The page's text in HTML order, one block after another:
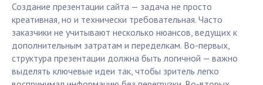
Создание презентации сайта — задача не просто
креативная, но и технически требовательная. Часто
заказчики не учитывают несколько нюансов, ведущих к
дополнительным затратам и переделкам. Во-первых,
структура презентации должна быть логичной — важно
выделять ключевые идеи так, чтобы зритель легко